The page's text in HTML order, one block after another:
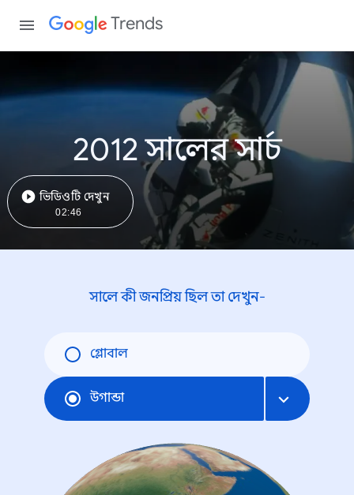
Trends
2012 সালের সার্চ
ভিডিওটি দেখুন
02:46
সালে কী জনপ্রিয় ছিল তা দেখুন-
গ্লোবাল
উগান্ডা